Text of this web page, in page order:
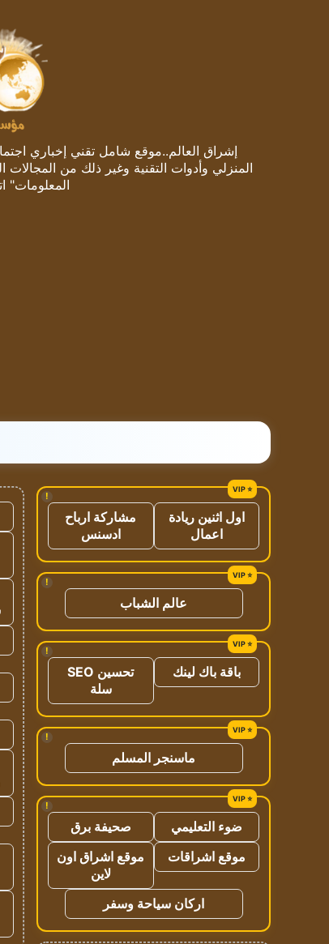
إشراق العالم..موقع شامل تقني إخباري
المنزلي وأدوات التقنية وغير ذلك من المجالات
المعلومات"
!
اول اثنين ريادة
اعمال
مشاركة ارباح
ادسنس
!
عالم الشباب
!
باقة باك لينك
تحسين SEO
سلة
!
ماسنجر المسلم
!
ضوء التعليمي
صحيفة برق
موقع اشراقات
موقع اشراق اون
لاين
اركان سياحة وسفر